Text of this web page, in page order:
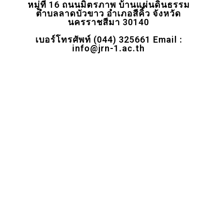
ข้อมูลพื้นฐาน
หมู่ที่ 16 ถนนมิตรภาพ บ้านแผ่นดินธรรม
ตำบลลาดบัวขาว อำเภอสีคิ้ว จังหวัด
นครราชสีมา 30140
เบอร์โทรศัพท์ (044) 325661 Email :
info@jrn-1.ac.th